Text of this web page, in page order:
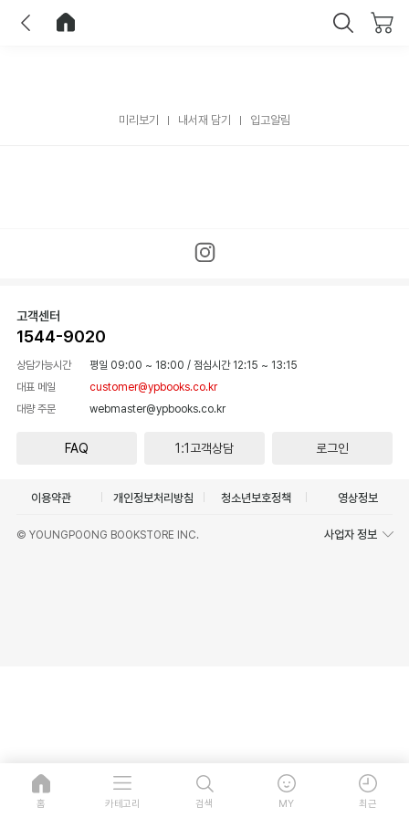
미리보기 내서재 담기 입고알림
고객센터
1544-9020
상담가능시간 평일 09:00 ~ 18:00 / 점심시간 12:15 ~ 13:15
대표 메일
customer@ypbooks.co.kr
대량 주문
webmaster@ypbooks.co.kr
FAQ 1:1고객상담 로그인
이용약관 개인정보처리방침 청소년보호정책 영상정보
© YOUNGPOONG BOOKSTORE INC. 사업자 정보
홈 카테고리 검색 MY 최근